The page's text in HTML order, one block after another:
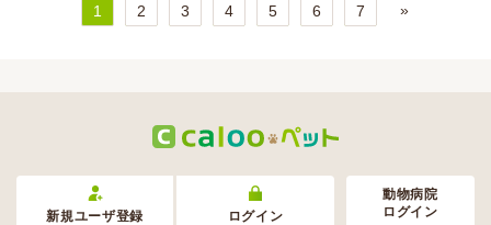
1 2 3 4 5 6 7 »
新規ユーザ登録 ログイン
動物病院
ログイン